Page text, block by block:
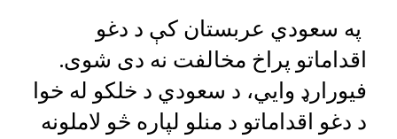
په سعودي عربستان کې د دغو
اقداماتو پراخ مخالفت نه دی شوی.
فیورارډ وايي، د سعودي د خلکو له خوا
د دغو اقداماتو د منلو لپاره څو لاملونه